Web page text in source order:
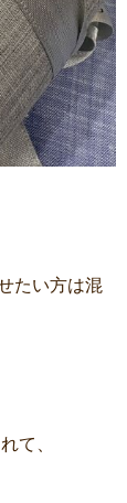
たい方は混
て、